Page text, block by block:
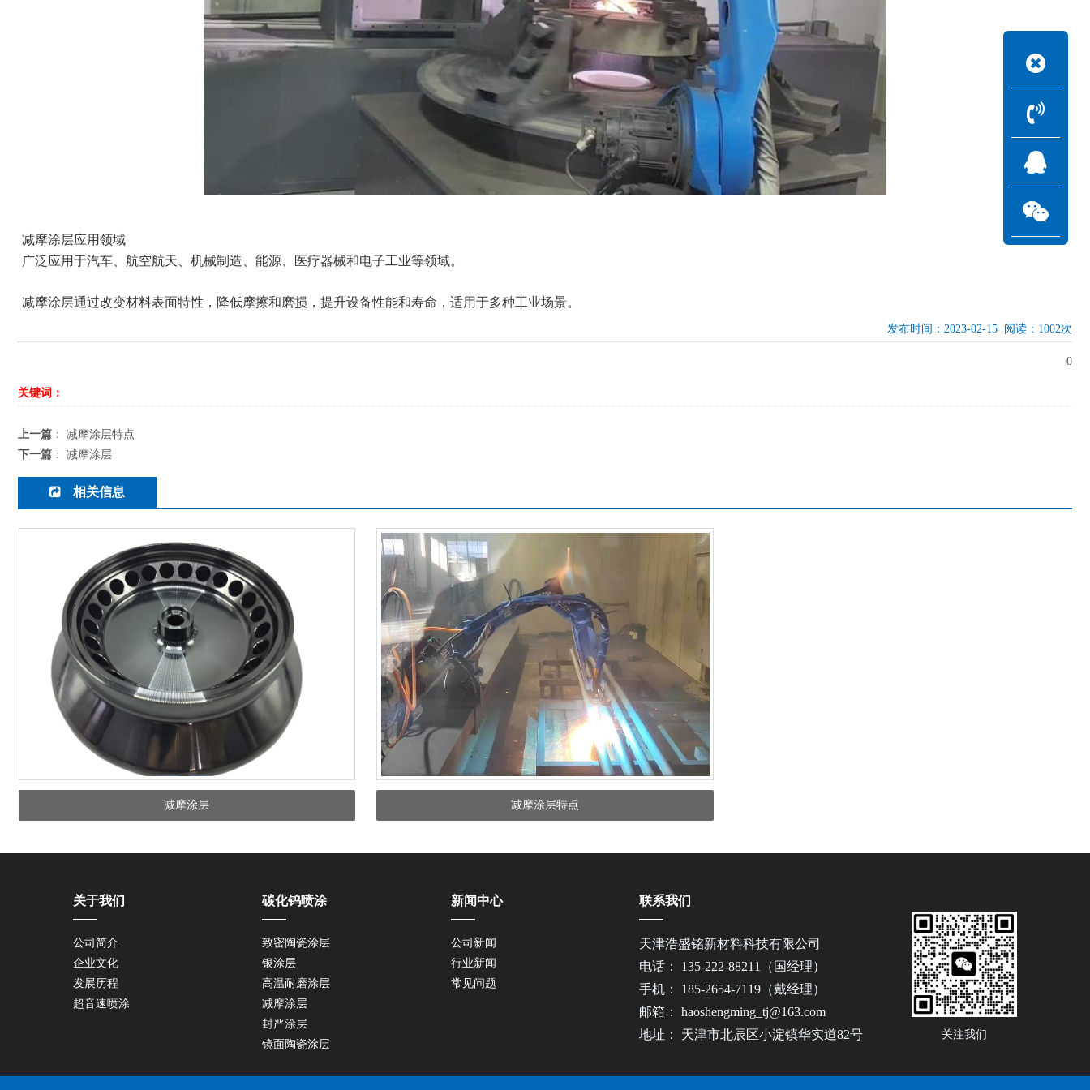
减摩涂层应用领域
广泛应用于汽车、航空航天、机械制造、能源、医疗器械和电子工业等领域。
减摩涂层通过改变材料表面特性，降低摩擦和磨损，提升设备性能和寿命，适用于多种工业场景。
发布时间：2023-02-15 阅读：1002次
0
关键词：
上一篇 ： 减摩涂层特点
下一篇 ： 减摩涂层
相关信息
减摩涂层 减摩涂层特点
关于我们
公司简介
企业文化
发展历程
超音速喷涂
碳化钨喷涂
致密陶瓷涂层
银涂层
高温耐磨涂层
减摩涂层
封严涂层
镜面陶瓷涂层
新闻中心
公司新闻
行业新闻
常见问题
关注我们
联系我们
天津浩盛铭新材料科技有限公司
电话： 135-222-88211（国经理）
手机： 185-2654-7119（戴经理）
邮箱： haoshengming_tj@163.com
地址： 天津市北辰区小淀镇华实道82号